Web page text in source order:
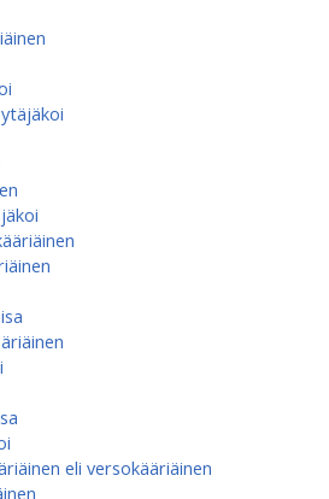
eli versokääriäinen